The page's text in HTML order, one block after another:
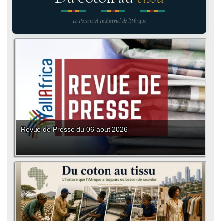
Le Potentiel Industriel de l'Afrique
Revue de Presse du 06 aout 2026